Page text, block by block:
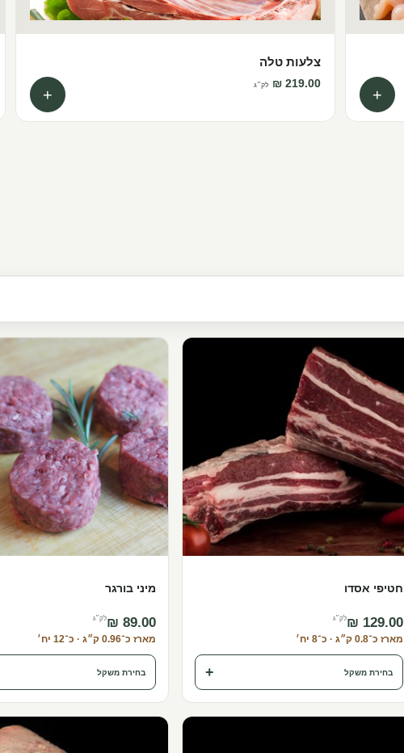
+
צלעות טלה
‏219.00 ‏₪ לק״ג +
חטיפי אסדו
לק״ג
מארז כ־0.8 ק״ג · כ־8 יח׳
בחירת משקל +
מיני בורגר
לק״ג
מארז כ־0.96 ק״ג · כ־12 יח׳
בחירת משקל